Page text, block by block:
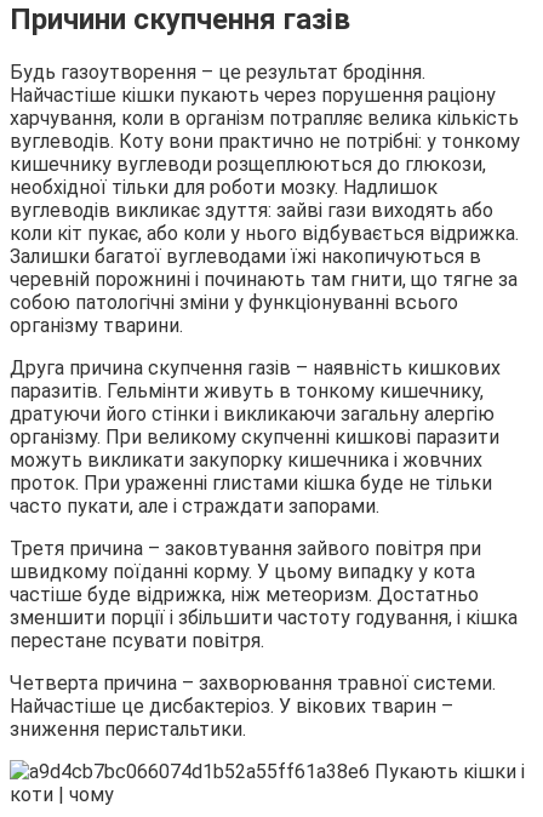
Причини скупчення газів
Будь газоутворення – це результат бродіння.
Найчастіше кішки пукають через порушення раціону
харчування, коли в організм потрапляє велика кількість
вуглеводів. Коту вони практично не потрібні: у тонкому
кишечнику вуглеводи розщеплюються до глюкози,
необхідної тільки для роботи мозку. Надлишок
вуглеводів викликає здуття: зайві гази виходять або
коли кіт пукає, або коли у нього відбувається відрижка.
Залишки багатої вуглеводами їжі накопичуються в
черевній порожнині і починають там гнити, що тягне за
собою патологічні зміни у функціонуванні всього
організму тварини.
Друга причина скупчення газів – наявність кишкових
паразитів. Гельмінти живуть в тонкому кишечнику,
дратуючи його стінки і викликаючи загальну алергію
організму. При великому скупченні кишкові паразити
можуть викликати закупорку кишечника і жовчних
проток. При ураженні глистами кішка буде не тільки
часто пукати, але і страждати запорами.
Третя причина – заковтування зайвого повітря при
швидкому поїданні корму. У цьому випадку у кота
частіше буде відрижка, ніж метеоризм. Достатньо
зменшити порції і збільшити частоту годування, і кішка
перестане псувати повітря.
Четверта причина – захворювання травної системи.
Найчастіше це дисбактеріоз. У вікових тварин –
зниження перистальтики.